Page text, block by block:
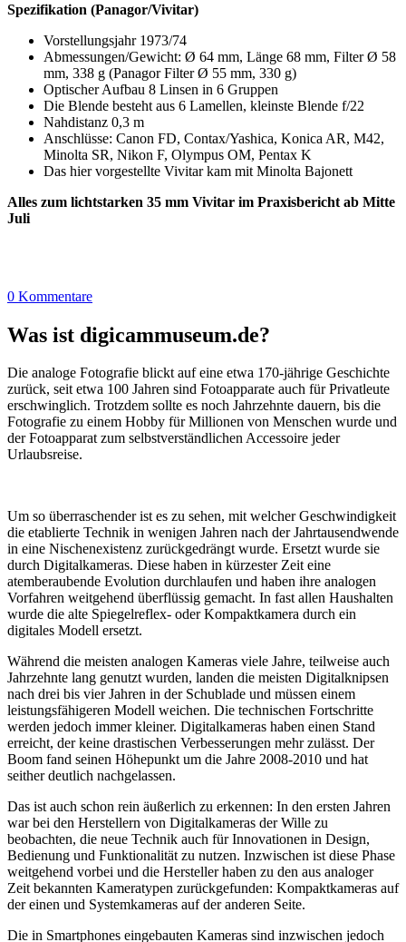
Spezifikation (Panagor/Vivitar)
Vorstellungsjahr 1973/74
Abmessungen/Gewicht: Ø 64 mm, Länge 68 mm, Filter Ø 58
mm, 338 g (Panagor Filter Ø 55 mm, 330 g)
Optischer Aufbau 8 Linsen in 6 Gruppen
Die Blende besteht aus 6 Lamellen, kleinste Blende f/22
Nahdistanz 0,3 m
Anschlüsse: Canon FD, Contax/Yashica, Konica AR, M42,
Minolta SR, Nikon F, Olympus OM, Pentax K
Das hier vorgestellte Vivitar kam mit Minolta Bajonett
Alles zum lichtstarken 35 mm Vivitar im Praxisbericht ab Mitte
Juli
0 Kommentare
Was ist digicammuseum.de?
Die analoge Fotografie blickt auf eine etwa 170-jährige Geschichte
zurück, seit etwa 100 Jahren sind Fotoapparate auch für Privatleute
erschwinglich. Trotzdem sollte es noch Jahrzehnte dauern, bis die
Fotografie zu einem Hobby für Millionen von Menschen wurde und
der Fotoapparat zum selbstverständlichen Accessoire jeder
Urlaubsreise.
Um so überraschender ist es zu sehen, mit welcher Geschwindigkeit
die etablierte Technik in wenigen Jahren nach der Jahrtausendwende
in eine Nischenexistenz zurückgedrängt wurde. Ersetzt wurde sie
durch Digitalkameras. Diese haben in kürzester Zeit eine
atemberaubende Evolution durchlaufen und haben ihre analogen
Vorfahren weitgehend überflüssig gemacht. In fast allen Haushalten
wurde die alte Spiegelreflex- oder Kompaktkamera durch ein
digitales Modell ersetzt.
Während die meisten analogen Kameras viele Jahre, teilweise auch
Jahrzehnte lang genutzt wurden, landen die meisten Digitalknipsen
nach drei bis vier Jahren in der Schublade und müssen einem
leistungsfähigeren Modell weichen. Die technischen Fortschritte
werden jedoch immer kleiner. Digitalkameras haben einen Stand
erreicht, der keine drastischen Verbesserungen mehr zulässt. Der
Boom fand seinen Höhepunkt um die Jahre 2008-2010 und hat
seither deutlich nachgelassen.
Das ist auch schon rein äußerlich zu erkennen: In den ersten Jahren
war bei den Herstellern von Digitalkameras der Wille zu
beobachten, die neue Technik auch für Innovationen in Design,
Bedienung und Funktionalität zu nutzen. Inzwischen ist diese Phase
weitgehend vorbei und die Hersteller haben zu den aus analoger
Zeit bekannten Kameratypen zurückgefunden: Kompaktkameras auf
der einen und Systemkameras auf der anderen Seite.
Die in Smartphones eingebauten Kameras sind inzwischen jedoch